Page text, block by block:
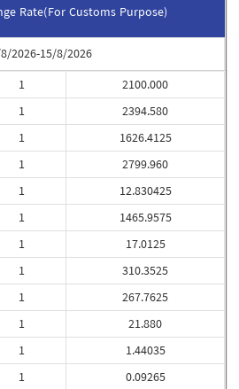
Rate(For Customs Purpose)
2026-15/8/2026
1
1
1
1
1
1
1
1
1
1
1
1
2100.000
2394.580
1626.4125
2799.960
12.830425
1465.9575
17.0125
310.3525
267.7625
21.880
1.44035
0.09265